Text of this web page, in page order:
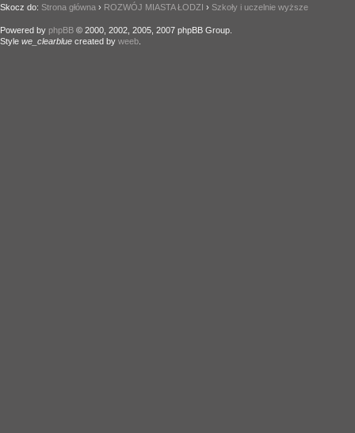
Skocz do: Strona główna › ROZWÓJ MIASTA ŁODZI › Szkoły i uczelnie wyższe
Powered by phpBB © 2000, 2002, 2005, 2007 phpBB Group.
Style we_clearblue created by weeb